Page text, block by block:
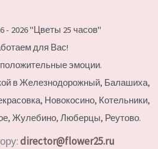
- 2026 "Цветы 25 часов"
для Вас!
эмоции.
в Железнодорожный, Балашиха,
Новокосино, Котельники,
Жулебино, Люберцы, Реутово.
director@flower25.ru